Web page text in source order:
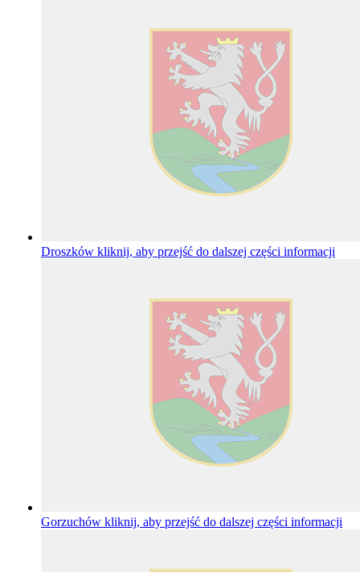
Droszków kliknij, aby przejść do dalszej części informacji
Gorzuchów kliknij, aby przejść do dalszej części informacji